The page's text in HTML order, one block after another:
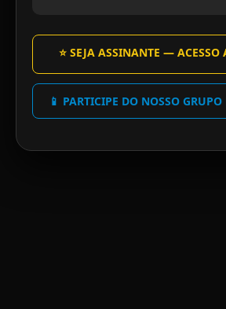
⭐ SEJA ASSINANTE — ACESSO
📱 PARTICIPE DO NOSSO